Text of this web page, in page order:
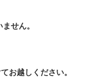
せん。
お越しください。